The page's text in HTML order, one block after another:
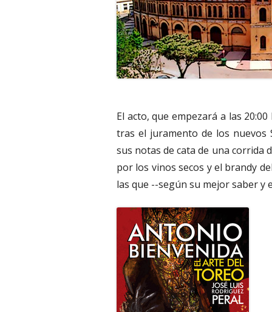
El acto, que empezará a las
tras el juramento de los nuevos
sus notas de cata de una corrida
por los vinos secos y el brandy
las que --según su mejor saber y